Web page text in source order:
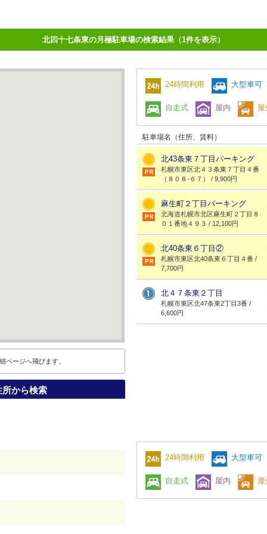
北四十七条東の月極駐車場の検索結果（1件を表示）
ページへ飛びます。
から検索
24時間利用 大型車可
自走式 屋内 屋
駐車場名（住所、賃料）
北43条東７丁目パーキング
札幌市東区北４３条東７丁目４番
（８０８-６７） / 9,900円
麻生町２丁目パーキング
北海道札幌市北区麻生町２丁目８
０１番地４９３ / 12,100円
北40条東６丁目②
札幌市東区北40条東６丁目４番 /
7,700円
北４７条東２丁目
札幌市東区北47条東2丁目3番 /
6,600円
24時間利用 大型車可
自走式 屋内 屋